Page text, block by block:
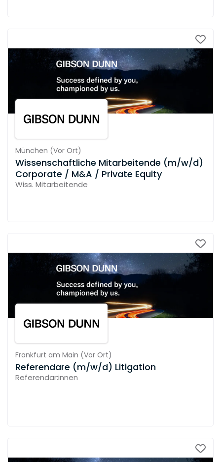
München (Vor Ort)
Wissenschaftliche Mitarbeitende (m/w/d)
Corporate / M&A / Private Equity
Wiss. Mitarbeitende
Frankfurt am Main (Vor Ort)
Referendare (m/w/d) Litigation
Referendar:innen